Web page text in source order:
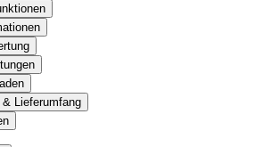
Lieferumfang